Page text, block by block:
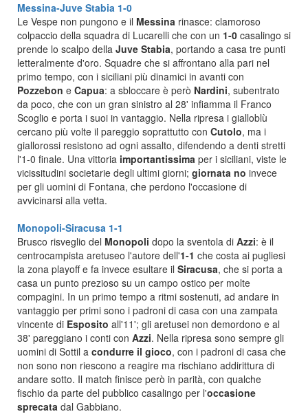
Messina-Juve Stabia 1-0
Le Vespe non pungono e il Messina rinasce: clamoroso
colpaccio della squadra di Lucarelli che con un 1-0 casalingo si
prende lo scalpo della Juve Stabia, portando a casa tre punti
letteralmente d'oro. Squadre che si affrontano alla pari nel
primo tempo, con i siciliani più dinamici in avanti con
Pozzebon e Capua: a sbloccare è però Nardini, subentrato
da poco, che con un gran sinistro al 28' infiamma il Franco
Scoglio e porta i suoi in vantaggio. Nella ripresa i gialloblù
cercano più volte il pareggio soprattutto con Cutolo, ma i
giallorossi resistono ad ogni assalto, difendendo a denti stretti
l'1-0 finale. Una vittoria importantissima per i siciliani, viste le
vicissitudini societarie degli ultimi giorni; giornata no invece
per gli uomini di Fontana, che perdono l'occasione di
avvicinarsi alla vetta.
Monopoli-Siracusa 1-1
Brusco risveglio del Monopoli dopo la sventola di Azzi: è il
centrocampista aretuseo l'autore dell'1-1 che costa ai pugliesi
la zona playoff e fa invece esultare il Siracusa, che si porta a
casa un punto prezioso su un campo ostico per molte
compagini. In un primo tempo a ritmi sostenuti, ad andare in
vantaggio per primi sono i padroni di casa con una zampata
vincente di Esposito all'11'; gli aretusei non demordono e al
38' pareggiano i conti con Azzi. Nella ripresa sono sempre gli
uomini di Sottil a condurre il gioco, con i padroni di casa che
non sono non riescono a reagire ma rischiano addirittura di
andare sotto. Il match finisce però in parità, con qualche
fischio da parte del pubblico casalingo per l'occasione
sprecata dal Gabbiano.